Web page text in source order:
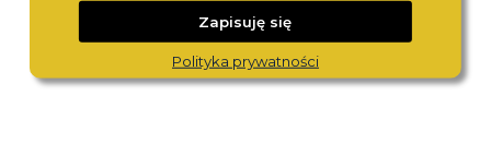
JP2007-17W NH34-575C719
Zapisuję się
Polityka prywatności